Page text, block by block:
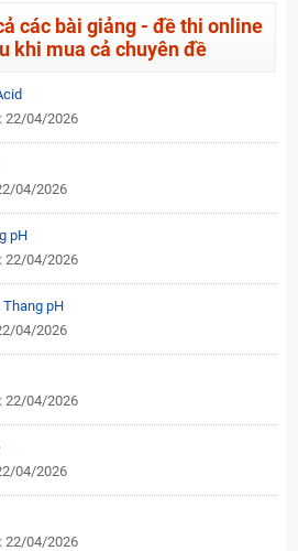
các bài giảng - đề thi online
khi mua cả chuyên đề
22/04/2026
04/2026
pH
22/04/2026
Thang pH
04/2026
22/04/2026
04/2026
22/04/2026